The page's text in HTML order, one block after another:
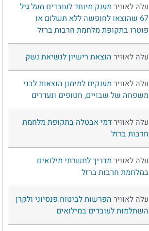
עלה לאוויר מענק מיוחד לעובדים מעל גיל
67 שהוצאו לחופשה ללא תשלום או
פוטרו בתקופת מלחמת חרבות ברזל
עלה לאוויר הוצאת רישיון לנשיאת נשק
עלה לאוויר מענקים למימון הוצאות לבני
משפחה של שבויים, חטופים ונעדרים
עלה לאווירדמי אבטלה בתקופת מלחמת
חרבות ברזל
עלה לאוויר מדריך למשרתי מילואים
במלחמת חרבות ברזל
עלה לאוויר הפרשות לביטוח פנסיוני ולקרן
השתלמות לעובדים במילואים